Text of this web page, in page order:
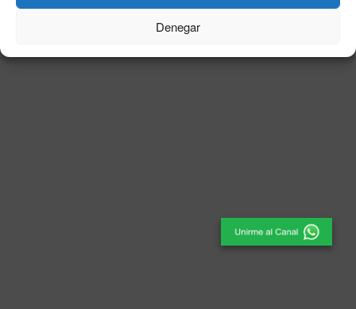
Denegar